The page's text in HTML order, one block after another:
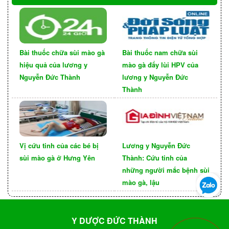
Bài thuốc chữa sùi mào gà
hiệu quả của lương y
Nguyễn Đức Thành
Bài thuốc nam chữa sùi
mào gà đẩy lùi HPV của
lương y Nguyễn Đức
Thành
Vị cứu tinh của các bé bị
sùi mào gà ở Hưng Yên
Lương y Nguyễn Đức
Thành: Cứu tinh của
những người mắc bệnh sùi
mào gà, lậu
Y DƯỢC ĐỨC THÀNH